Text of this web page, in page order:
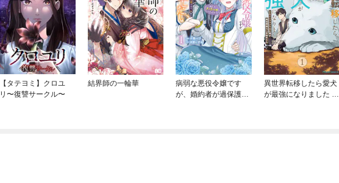
【タテヨミ】クロユ
リ〜復讐サークル〜
結界師の一輪華
病弱な悪役令嬢です
が、婚約者が過保護す
異世界転移したら愛犬
が最強になりました ～